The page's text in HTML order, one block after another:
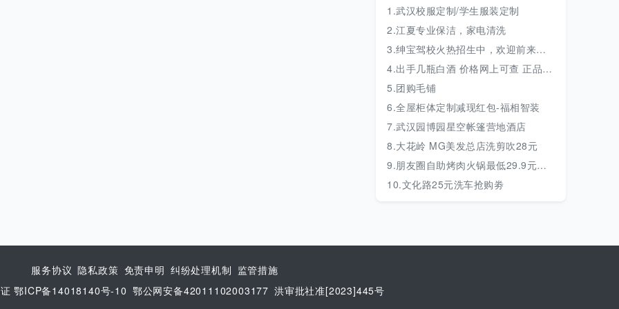
1.武汉校服定制/学生服装定制
2.江夏专业保洁，家电清洗
3.绅宝驾校火热招生中，欢迎前来咨询
4.出手几瓶白酒 价格网上可查 正品保真 有意可详聊 价格好商量
5.团购毛铺
6.全屋柜体定制减现红包-福相智装
7.武汉园博园星空帐篷营地酒店
8.大花岭 MG美发总店洗剪吹28元
9.朋友圈自助烤肉火锅最低29.9元请你吃大餐啦
10.文化路25元洗车抢购劵
服务协议 隐私政策 免责申明 纠纷处理机制 监管措施
鄂ICP备14018140号-10 鄂公网安备42011102003177 洪审批社准[2023]445号